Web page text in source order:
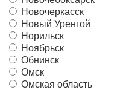
Новочеркасск
Новый Уренгой
Норильск
Ноябрьск
Обнинск
Омск
Омская область